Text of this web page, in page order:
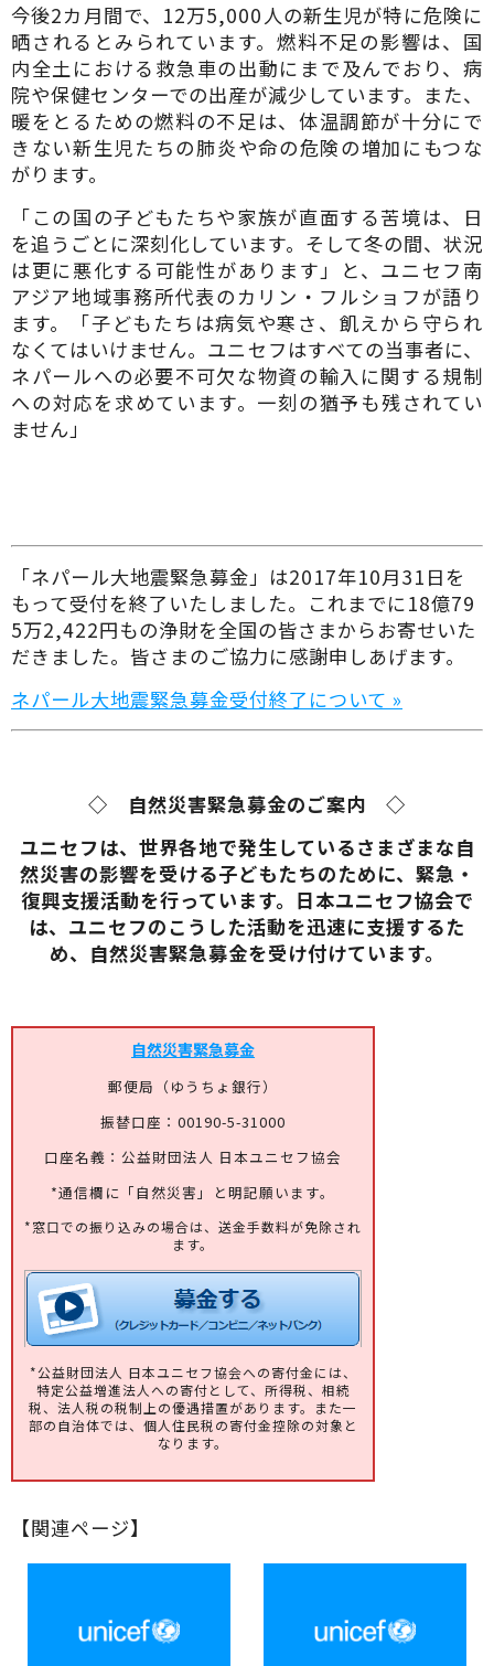
今後2カ月間で、12万5,000人の新生児が特に危険に
晒されるとみられています。燃料不足の影響は、国
内全土における救急車の出動にまで及んでおり、病
院や保健センターでの出産が減少しています。また、
暖をとるための燃料の不足は、体温調節が十分にで
きない新生児たちの肺炎や命の危険の増加にもつな
がります。
「この国の子どもたちや家族が直面する苦境は、日
を追うごとに深刻化しています。そして冬の間、状況
は更に悪化する可能性があります」と、ユニセフ南
アジア地域事務所代表のカリン・フルショフが語り
ます。「子どもたちは病気や寒さ、飢えから守られ
なくてはいけません。ユニセフはすべての当事者に、
ネパールへの必要不可欠な物資の輸入に関する規制
への対応を求めています。一刻の猶予も残されてい
ません」
「ネパール大地震緊急募金」は2017年10月31日を
もって受付を終了いたしました。これまでに18億79
5万2,422円もの浄財を全国の皆さまからお寄せいた
だきました。皆さまのご協力に感謝申しあげます。
ネパール大地震緊急募金受付終了について »
◇ 自然災害緊急募金のご案内 ◇
ユニセフは、世界各地で発生しているさまざまな自
然災害の影響を受ける子どもたちのために、緊急・
復興支援活動を行っています。日本ユニセフ協会で
は、ユニセフのこうした活動を迅速に支援するた
め、自然災害緊急募金を受け付けています。
自然災害緊急募金
郵便局（ゆうちょ銀行）
振替口座：00190-5-31000
口座名義：公益財団法人 日本ユニセフ協会
*通信欄に「自然災害」と明記願います。
*窓口での振り込みの場合は、送金手数料が免除され
ます。
*公益財団法人 日本ユニセフ協会への寄付金には、
特定公益増進法人への寄付として、所得税、相続
税、法人税の税制上の優遇措置があります。また一
部の自治体では、個人住民税の寄付金控除の対象と
なります。
【関連ページ】